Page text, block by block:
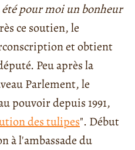
pour moi un bonheur
ce soutien, le
et obtient
Peu après la
Parlement, le
pouvoir depuis 1991,
des tulipes". Début
à l'ambassade du